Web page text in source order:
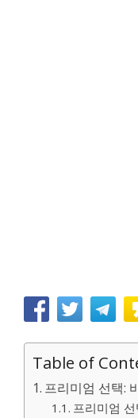
Table of
프리미엄 선택:
프리미엄